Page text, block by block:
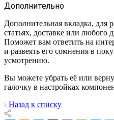
Дополнительно
Дополнительная вкладка,
статьях, доставке или любого
Поможет вам ответить на
и развеять его сомнения в
усмотрению.
Вы можете убрать её или
галочку в настройках
Назад к списку